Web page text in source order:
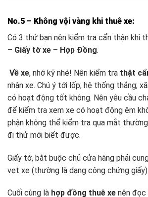
No.5 – Không vội vàng khi thuê xe:
Có 3 thứ bạn nên kiểm tra cẩn thận khi
– Giấy tờ xe – Hợp Đồng.
Về xe, nhớ kỹ nhé! Nên kiểm tra thật
nhận xe. Chú ý tới lốp; hệ thống thắng;
có hoạt động tốt không. Nên yêu cầu
để kiểm tra xem xe có hoạt động êm
phận không thể kiểm tra qua mắt
đi thử mới biết được.
Giấy tờ, bắt buộc chủ cửa hàng phải
vẹt xe (thường là dạng công chứng giấy).
Cuối cùng là hợp đồng thuê xe nên đọc